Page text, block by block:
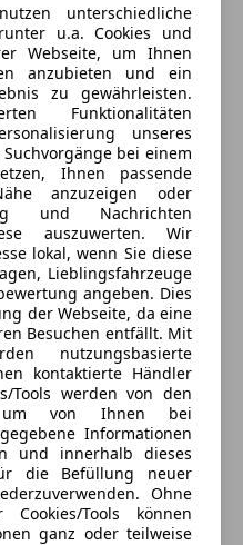
unterschiedliche
u.a. Cookies und
Webseite, um Ihnen
anzubieten und ein
zu gewährleisten.
Funktionalitäten
unseres
bei einem
Ihnen passende
anzuzeigen oder
und Nachrichten
auszuwerten. Wir
lokal, wenn Sie diese
Lieblingsfahrzeuge
angeben. Dies
der Webseite, da eine
Besuchen entfällt. Mit
nutzungsbasierte
kontaktierte Händler
Tools werden von den
um von Ihnen bei
Informationen
und innerhalb dieses
die Befüllung neuer
Ohne
Tools können
ganz oder teilweise